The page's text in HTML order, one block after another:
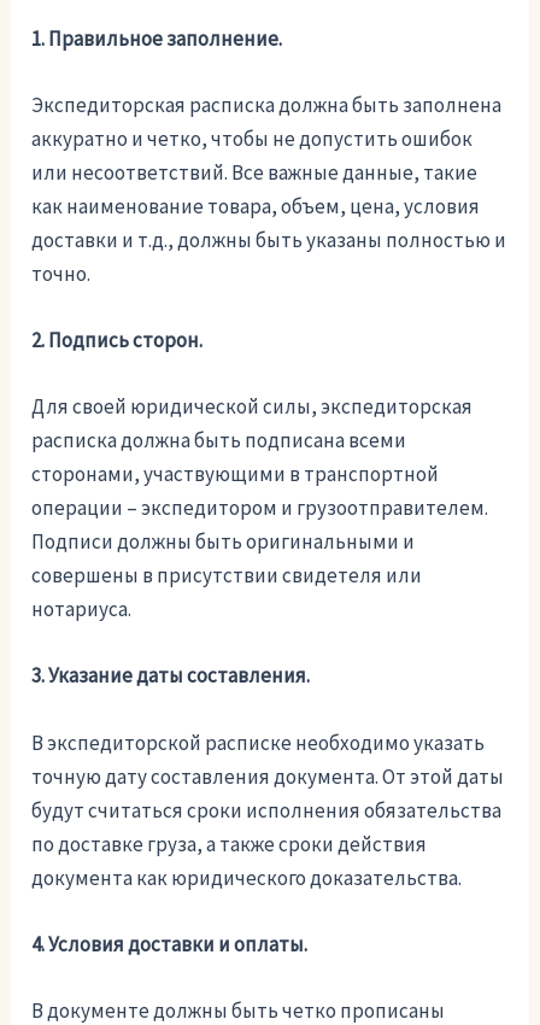
1. Правильное заполнение.
Экспедиторская расписка должна быть заполнена
аккуратно и четко, чтобы не допустить ошибок
или несоответствий. Все важные данные, такие
как наименование товара, объем, цена, условия
доставки и т.д., должны быть указаны полностью и
точно.
2. Подпись сторон.
Для своей юридической силы, экспедиторская
расписка должна быть подписана всеми
сторонами, участвующими в транспортной
операции – экспедитором и грузоотправителем.
Подписи должны быть оригинальными и
совершены в присутствии свидетеля или
нотариуса.
3. Указание даты составления.
В экспедиторской расписке необходимо указать
точную дату составления документа. От этой даты
будут считаться сроки исполнения обязательства
по доставке груза, а также сроки действия
документа как юридического доказательства.
4. Условия доставки и оплаты.
В документе должны быть четко прописаны